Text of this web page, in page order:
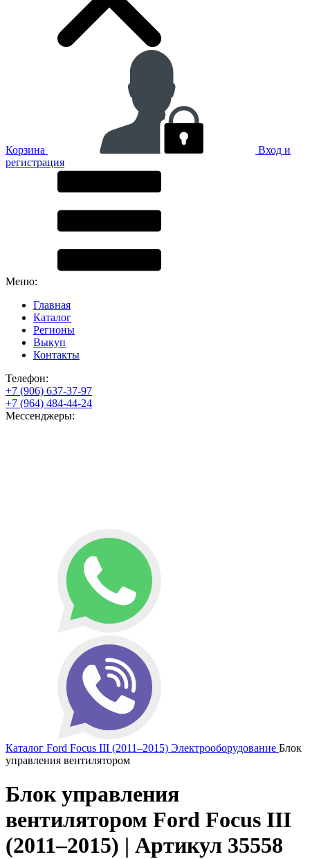
Корзина
Вход и
регистрация
Меню:
Главная
Каталог
Регионы
Выкуп
Контакты
Телефон:
+7 (906) 637-37-97
+7 (964) 484-44-24
Мессенджеры:
Каталог Ford Focus III (2011–2015) Электрооборудование Блок
управления вентилятором
Блок управления
вентилятором Ford Focus III
(2011–2015) | Артикул 35558